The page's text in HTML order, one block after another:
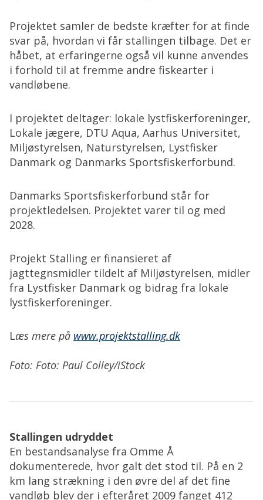
Projektet samler de bedste kræfter for at finde
svar på, hvordan vi får stallingen tilbage. Det er
håbet, at erfaringerne også vil kunne anvendes
i forhold til at fremme andre fiskearter i
vandløbene.
I projektet deltager: lokale lystfiskerforeninger,
Lokale jægere, DTU Aqua, Aarhus Universitet,
Miljøstyrelsen, Naturstyrelsen, Lystfisker
Danmark og Danmarks Sportsfiskerforbund.
Danmarks Sportsfiskerforbund står for
projektledelsen. Projektet varer til og med
2028.
Projekt Stalling er finansieret af
jagttegnsmidler tildelt af Miljøstyrelsen, midler
fra Lystfisker Danmark og bidrag fra lokale
lystfiskerforeninger.
Læs mere på www.projektstalling.dk
Foto: Foto: Paul Colley/iStock
Stallingen udryddet
En bestandsanalyse fra Omme Å
dokumenterede, hvor galt det stod til. På en 2
km lang strækning i den øvre del af det fine
vandløb blev der i efteråret 2009 fanget 412